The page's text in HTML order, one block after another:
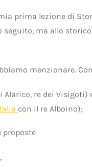
prima lezione di
seguito, ma allo
menzionare.
re dei Visigoti)
con il re Alboino);
proposte